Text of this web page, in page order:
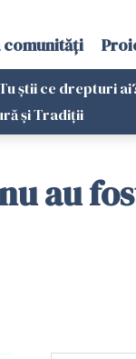
comunități
știi ce drepturi
și Tradiții
au